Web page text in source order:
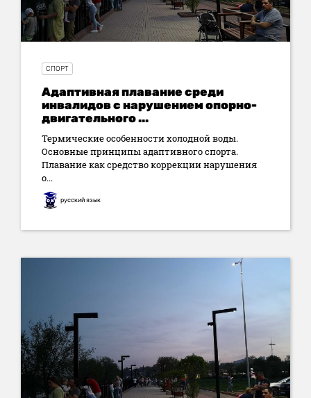
СПОРТ
Адаптивная плавание среди
инвалидов с нарушением опорно-
двигательного ...
Термические особенности холодной воды.
Основные принципы адаптивного спорта.
Плавание как средство коррекции нарушения
о...
русский язык